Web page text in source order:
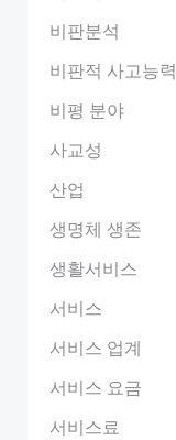
비판분석
비판적 사고능력
비평 분야
사교성
산업
생명체 생존
생활서비스
서비스
서비스 업계
서비스 요금
서비스료